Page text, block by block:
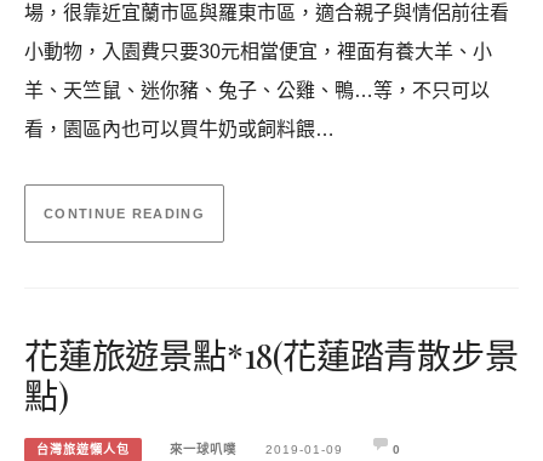
場，很靠近宜蘭市區與羅東市區，適合親子與情侶前往看
小動物，入園費只要30元相當便宜，裡面有養大羊、小
羊、天竺鼠、迷你豬、兔子、公雞、鴨…等，不只可以
看，園區內也可以買牛奶或飼料餵…
CONTINUE READING
花蓮旅遊景點*18(花蓮踏青散步景
點)
台灣旅遊懶人包 來一球叭噗 2019-01-09 0